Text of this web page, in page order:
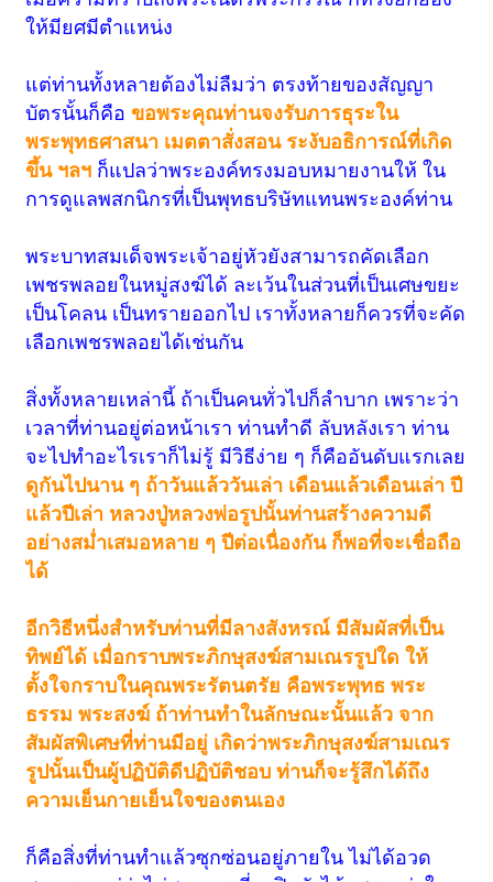
ให้มียศมีตำแหน่ง
แต่ท่านทั้งหลายต้องไม่ลืมว่า ตรงท้ายของสัญญา
บัตรนั้นก็คือขอพระคุณท่านจงรับภารธุระใน
พระพุทธศาสนา เมตตาสั่งสอน ระงับอธิการณ์ที่เกิด
ขึ้น ฯลฯ ก็แปลว่าพระองค์ทรงมอบหมายงานให้ ใน
การดูแลพสกนิกรที่เป็นพุทธบริษัทแทนพระองค์ท่าน
พระบาทสมเด็จพระเจ้าอยู่หัวยังสามารถคัดเลือก
เพชรพลอยในหมู่สงฆ์ได้ ละเว้นในส่วนที่เป็นเศษขยะ
เป็นโคลน เป็นทรายออกไป เราทั้งหลายก็ควรที่จะคัด
เลือกเพชรพลอยได้เช่นกัน
สิ่งทั้งหลายเหล่านี้ ถ้าเป็นคนทั่วไปก็ลำบาก เพราะว่า
เวลาที่ท่านอยู่ต่อหน้าเรา ท่านทำดี ลับหลังเรา ท่าน
จะไปทำอะไรเราก็ไม่รู้ มีวิธีง่าย ๆ ก็คืออันดับแรกเลย
ดูกันไปนาน ๆ ถ้าวันแล้ววันเล่า เดือนแล้วเดือนเล่า ปี
แล้วปีเล่า หลวงปู่หลวงพ่อรูปนั้นท่านสร้างความดี
อย่างสม่ำเสมอหลาย ๆ ปีต่อเนื่องกัน ก็พอที่จะเชื่อถือ
ได้
อีกวิธีหนึ่งสำหรับท่านที่มีลางสังหรณ์ มีสัมผัสที่เป็น
ทิพย์ได้ เมื่อกราบพระภิกษุสงฆ์สามเณรรูปใด ให้
ตั้งใจกราบในคุณพระรัตนตรัย คือพระพุทธ พระ
ธรรม พระสงฆ์ ถ้าท่านทำในลักษณะนั้นแล้ว จาก
สัมผัสพิเศษที่ท่านมีอยู่ เกิดว่าพระภิกษุสงฆ์สามเณร
รูปนั้นเป็นผู้ปฏิบัติดีปฏิบัติชอบ ท่านก็จะรู้สึกได้ถึง
ความเย็นกายเย็นใจของตนเอง
ก็คือสิ่งที่ท่านทำแล้วซุกซ่อนอยู่ภายใน ไม่ได้อวด